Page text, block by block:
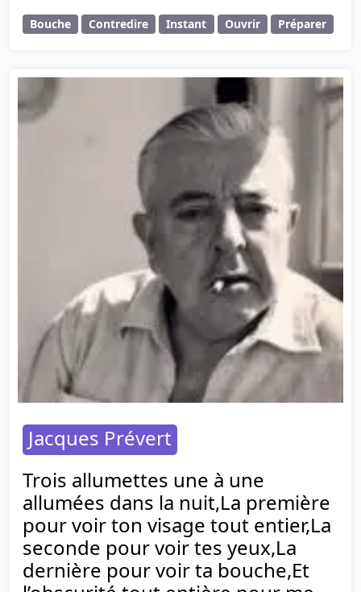
Bouche Contredire Instant Ouvrir Préparer
Jacques Prévert
Trois allumettes une à une
allumées dans la nuit,La première
pour voir ton visage tout entier,La
seconde pour voir tes yeux,La
dernière pour voir ta bouche,Et